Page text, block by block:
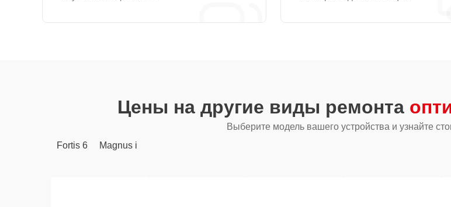
Цены на другие виды ремонта
Выберите модель вашего устройства и узнайте
Fortis 6
Magnus i